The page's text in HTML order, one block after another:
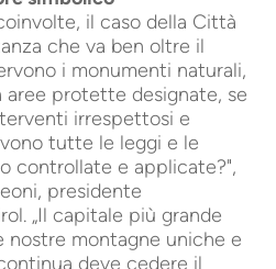
il caso della Città
che va ben oltre il
i monumenti naturali,
aree protette designate, se
irrespettosi e
tutte le leggi e le
controllate e applicate?",
presidente
„Il capitale più grande
nostre montagne uniche e
deve cedere il